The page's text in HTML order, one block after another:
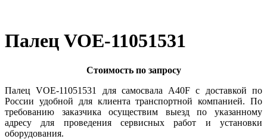
Палец VOE-11051531
Стоимость по запросу
Палец VOE-11051531 для самосвала A40F с доставкой по
России удобной для клиента транспортной компанией. По
требованию заказчика осуществим выезд по указанному
адресу для проведения сервисных работ и установки
оборудования.